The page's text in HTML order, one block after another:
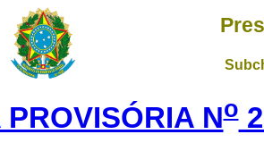
PROVISÓRIA No